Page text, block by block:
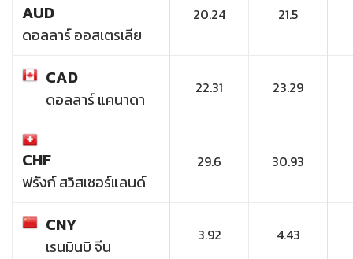
AUD
ดอลลาร์ ออสเตรเลีย
20.24 21.5
CAD
ดอลลาร์ แคนาดา
22.31 23.29
CHF
ฟรังก์ สวิสเซอร์แลนด์
29.6 30.93
CNY
เรนมินบิ จีน
3.92 4.43